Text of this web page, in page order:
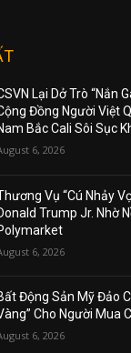
Lại Dở Trò “Nắn
Đồng Người Việt
Bắc Cali Sôi Sục
6, 2026
Vụ “Cú Nhảy
Trump Jr. Nhờ
6, 2026
Động Sản Mỹ Đảo
Cho Người Mua
6, 2026